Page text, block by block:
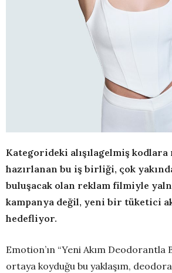
Kategorideki alışılagelmiş kodlara
hazırlanan bu iş birliği, çok
buluşacak olan reklam filmiyle
kampanya değil, yeni bir tüketici
hedefliyor.
Emotion’ın “Yeni Akım Deodorantla
ortaya koyduğu bu yaklaşım,